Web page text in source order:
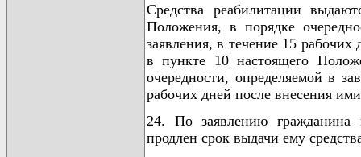
Средства реабилитации
Положения, в порядке
заявления, в течение 15
в пункте 10 настоящего
очередности, определяемой в
рабочих дней после внесения
24. По заявлению
продлен срок выдачи ему